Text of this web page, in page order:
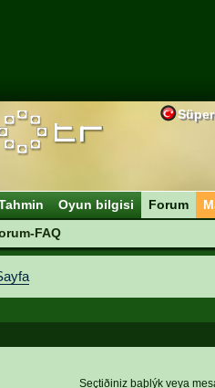
Oyun bilgisi
Forum
FAQ
Seçtiðiniz baþlýk veya